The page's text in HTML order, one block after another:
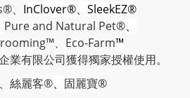
、 InClover®、SleekEZ®
Pure and Natural Pet®、
、 Eco-Farm™
業有限公司獲得獨家授權使用。
絲麗客®、 固麗寶®